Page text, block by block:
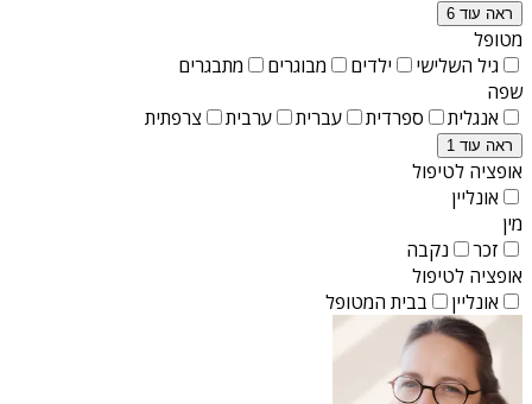
ראה עוד 6
מטופל
גיל השלישי
ילדים מבוגרים
מתבגרים
שפה
אנגלית
ספרדית עברית ערבית צרפתית
ראה עוד 1
אופציה לטיפול
אונליין
מין
זכר
נקבה
אופציה לטיפול
אונליין
בבית המטופל